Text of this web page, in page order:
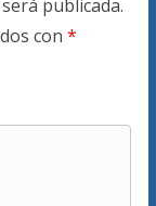
publicada.
con *